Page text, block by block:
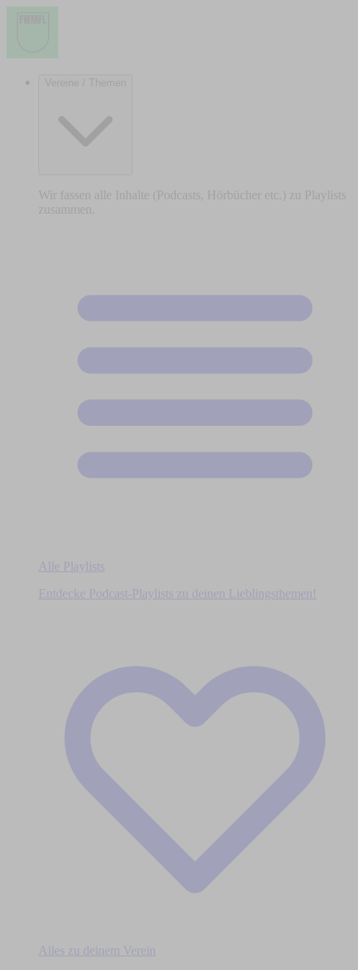
Vereine / Themen
Wir fassen alle Inhalte (Podcasts, Hörbücher etc.) zu Playlists
zusammen.
Alle Playlists
Entdecke Podcast-Playlists zu deinen Lieblingsthemen!
Alles zu deinem Verein